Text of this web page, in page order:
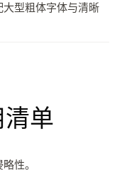
型粗体字体与清晰
单
性。